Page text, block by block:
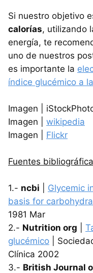
Si nuestro objetivo
calorías, utilizando
energía, te
uno de nuestros
es importante la
índice glucémico a
Imagen |
Imagen | wikipedia
Imagen | Flickr
Fuentes
1.- ncbi
Glycemic
basis for
1981 Mar
2.- Nutrition org
glucémico |
Clínica 2002
3.- British Journal